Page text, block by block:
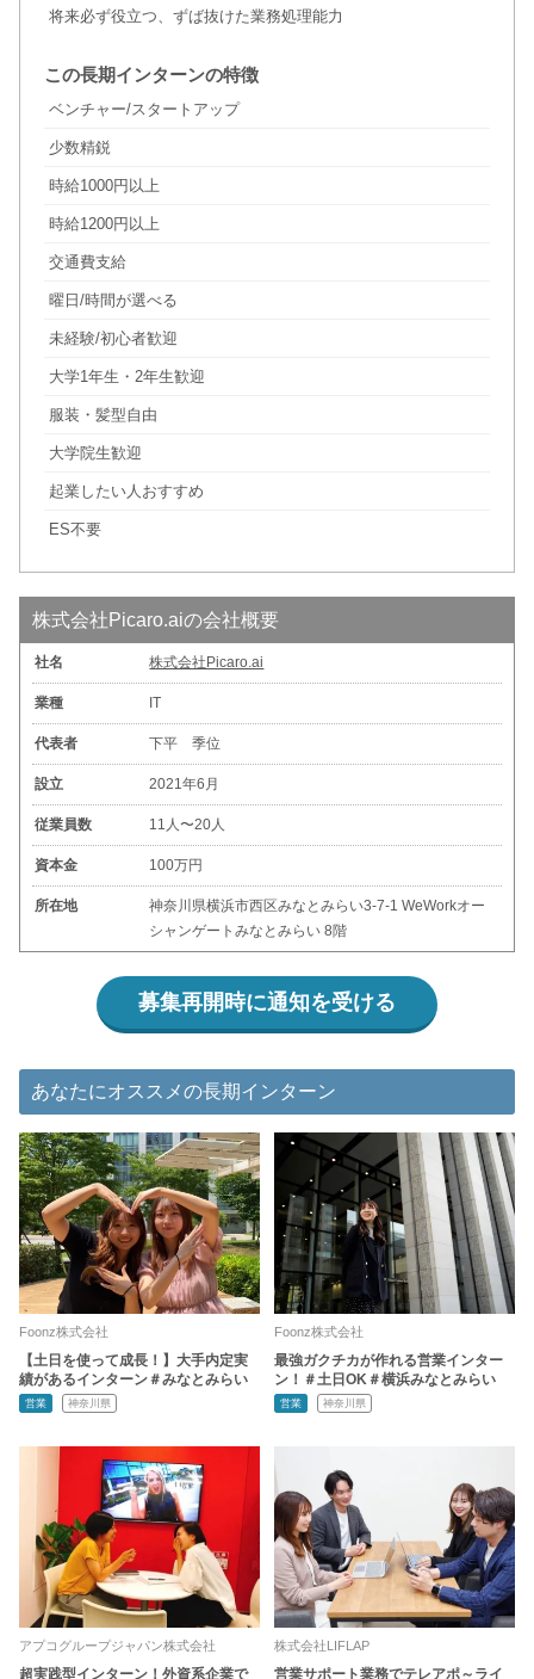
将来必ず役立つ、ずば抜けた業務処理能力
この長期インターンの特徴
ベンチャー/スタートアップ
少数精鋭
時給1000円以上
時給1200円以上
交通費支給
曜日/時間が選べる
未経験/初心者歓迎
大学1年生・2年生歓迎
服装・髪型自由
大学院生歓迎
起業したい人おすすめ
ES不要
株式会社Picaro.aiの会社概要
社名 株式会社Picaro.ai
業種 IT
代表者 下平 季位
設立 2021年6月
従業員数 11人〜20人
資本金 100万円
所在地
神奈川県横浜市西区みなとみらい3-7-1 WeWorkオー
シャンゲートみなとみらい 8階
募集再開時に通知を受ける
あなたにオススメの長期インターン
Foonz株式会社
【土日を使って成長！】大手内定実
績があるインターン＃みなとみらい
営業 神奈川県
Foonz株式会社
最強ガクチカが作れる営業インター
ン！＃土日OK＃横浜みなとみらい
営業 神奈川県
アプコグループジャパン株式会社
超実践型インターン！外資系企業で
株式会社LIFLAP
営業サポート業務でテレアポ～ライ